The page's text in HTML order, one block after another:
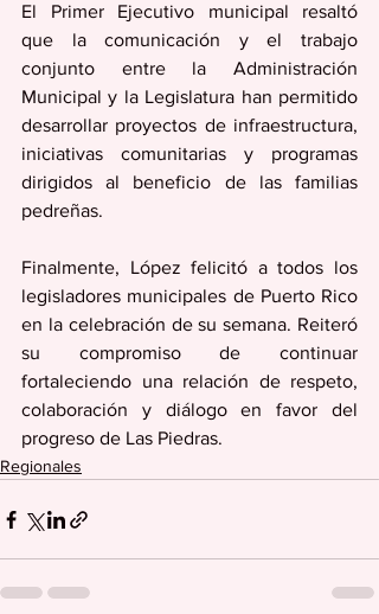
El Primer Ejecutivo municipal resaltó
que la comunicación y el trabajo
conjunto entre la Administración
Municipal y la Legislatura han permitido
desarrollar proyectos de infraestructura,
iniciativas comunitarias y programas
dirigidos al beneficio de las familias
pedreñas.
Finalmente, López felicitó a todos los
legisladores municipales de Puerto Rico
en la celebración de su semana. Reiteró
su compromiso de continuar
fortaleciendo una relación de respeto,
colaboración y diálogo en favor del
progreso de Las Piedras.
Regionales